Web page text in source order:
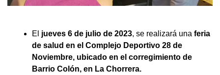
El jueves 6 de julio de 2023, se realizará una feria
de salud en el Complejo Deportivo 28 de
Noviembre, ubicado en el corregimiento de
Barrio Colón, en La Chorrera.